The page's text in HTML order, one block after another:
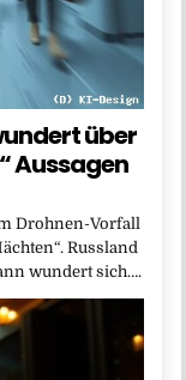
über
Aussagen
Drohnen-Vorfall
Russland
wundert sich….